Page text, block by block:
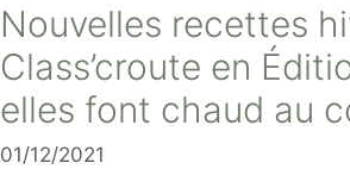
Nouvelles recettes
Class’croute en
elles font chaud au
01/12/2021